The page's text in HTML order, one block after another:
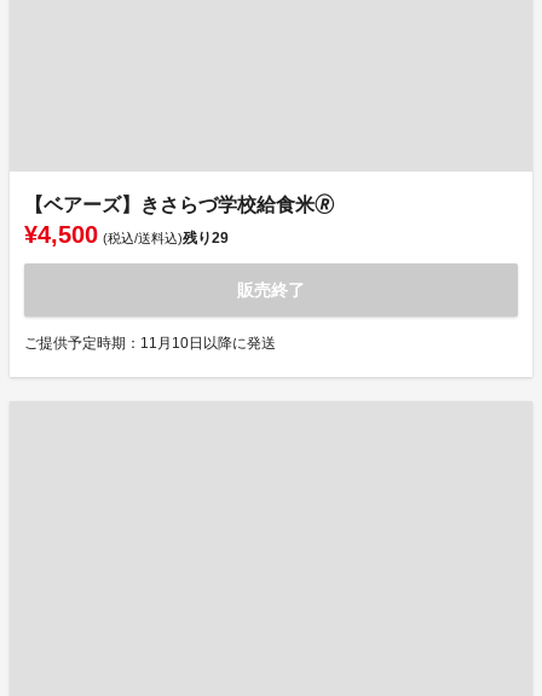
【ベアーズ】きさらづ学校給食米🄬
¥4,500 (税込/送料込)残り29
販売終了
ご提供予定時期：11月10日以降に発送